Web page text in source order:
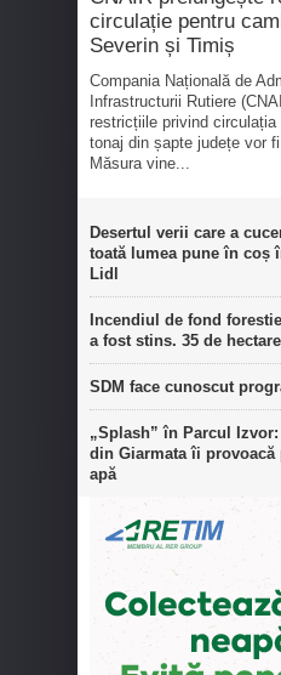
circulație pentru
Severin și Timiș
Compania Națională de
Infrastructurii Rutiere
restricțiile privind circulația
tonaj din șapte județe vor
Măsura vine...
Desertul verii care a
toată lumea pune în coș
Lidl
Incendiul de fond
a fost stins. 35 de
SDM face cunoscut
„Splash” în Parcul
din Giarmata îi
apă